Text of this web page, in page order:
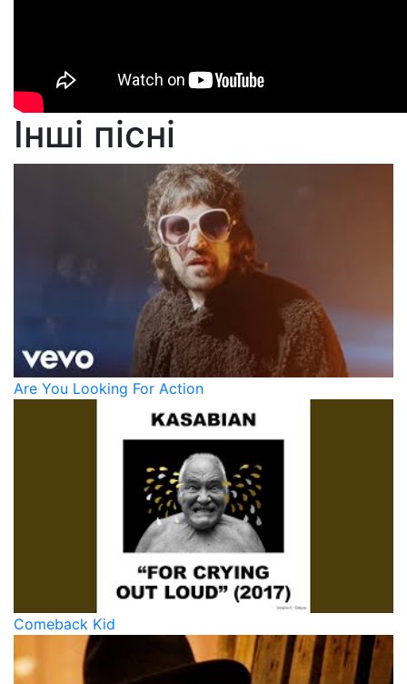
Інші пісні
Are You Looking For Action
Comeback Kid